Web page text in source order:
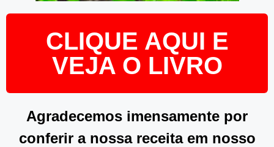
CLIQUE AQUI E
VEJA O LIVRO
Agradecemos imensamente por
conferir a nossa receita em nosso